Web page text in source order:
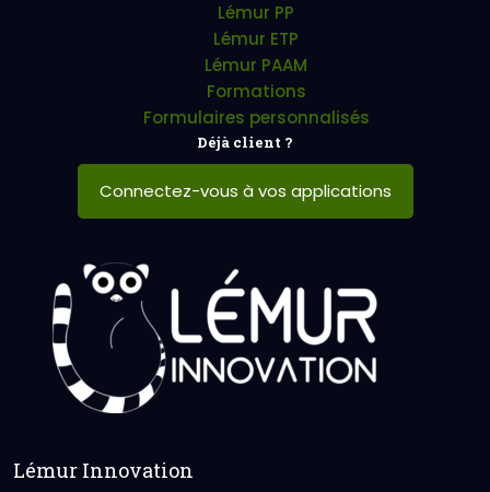
Lémur PP
Lémur ETP
Lémur PAAM
Formations
Formulaires personnalisés
Déjà client ?
Connectez-vous à vos applications
Lémur Innovation